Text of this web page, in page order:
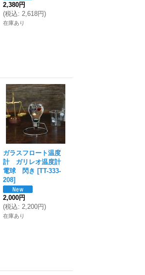
2,380円
(税込: 2,618円)
在庫あり
ガラスフロート温度
計 ガリレオ温度計
電球 閃き [TT-333-
208]
2,000円
(税込: 2,200円)
在庫あり